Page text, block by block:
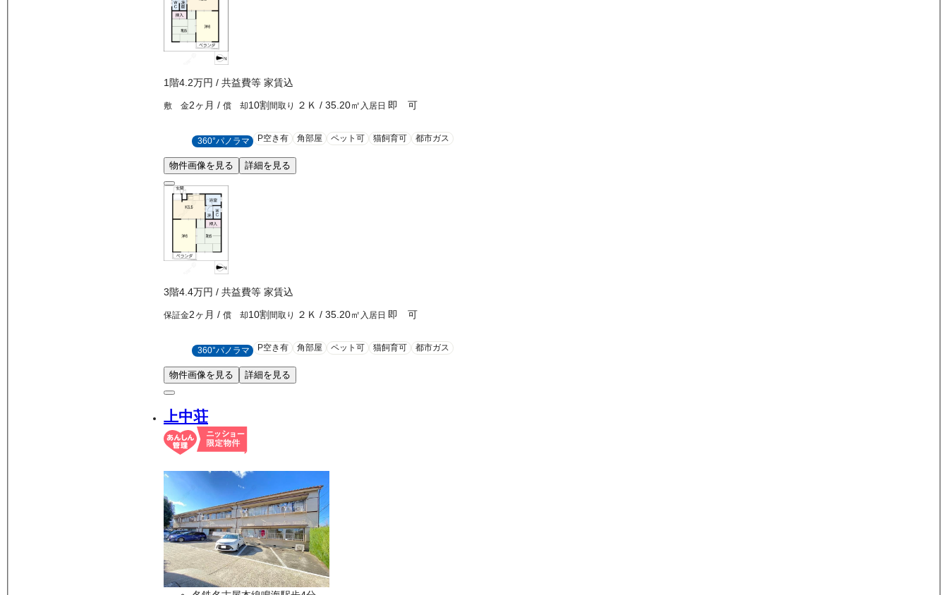
1 階4.2万円 / 共益費等 家賃込
敷 金2ヶ月 / 償 却10割 間取り ２Ｋ / 35.20㎡ 入居日 即 可
360°パノラマ P空き有 角部屋 ペット可 猫飼育可 都市ガス
物件画像を見る 詳細を見る
3階4.4万円 / 共益費等 家賃込
保証金2ヶ月 / 償 却10割 間取り ２Ｋ / 35.20㎡ 入居日 即 可
360°パノラマ P空き有 角部屋 ペット可 猫飼育可 都市ガス
物件画像を見る 詳細を見る
上中荘